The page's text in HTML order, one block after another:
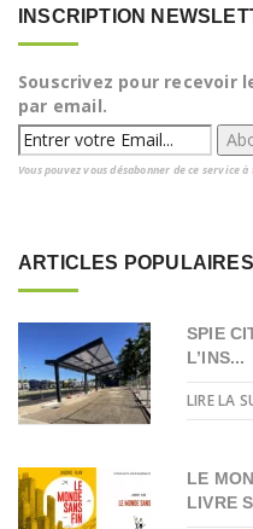
INSCRIPTION
Souscrivez pour recevoir
par email.
Vous pouvez vous désabonner de ce service
ARTICLES POPULAIRES
SPIE
L’INS...
LIRE LA
LE
LIVRE